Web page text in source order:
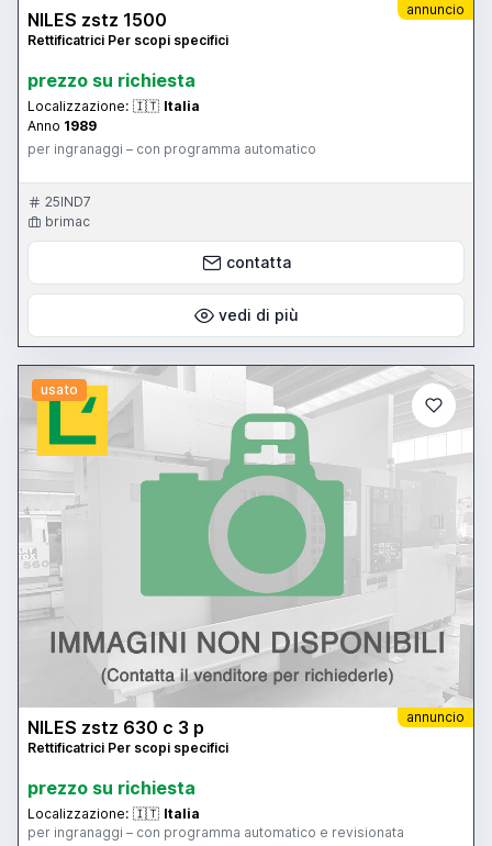
annuncio
NILES zstz 1500
Rettificatrici Per scopi specifici
prezzo su richiesta
Localizzazione: 🇮🇹 Italia
Anno 1989
per ingranaggi – con programma automatico
25IND7
brimac
contatta
vedi di più
usato
annuncio
NILES zstz 630 c 3 p
Rettificatrici Per scopi specifici
prezzo su richiesta
Localizzazione: 🇮🇹 Italia
per ingranaggi – con programma automatico e revisionata